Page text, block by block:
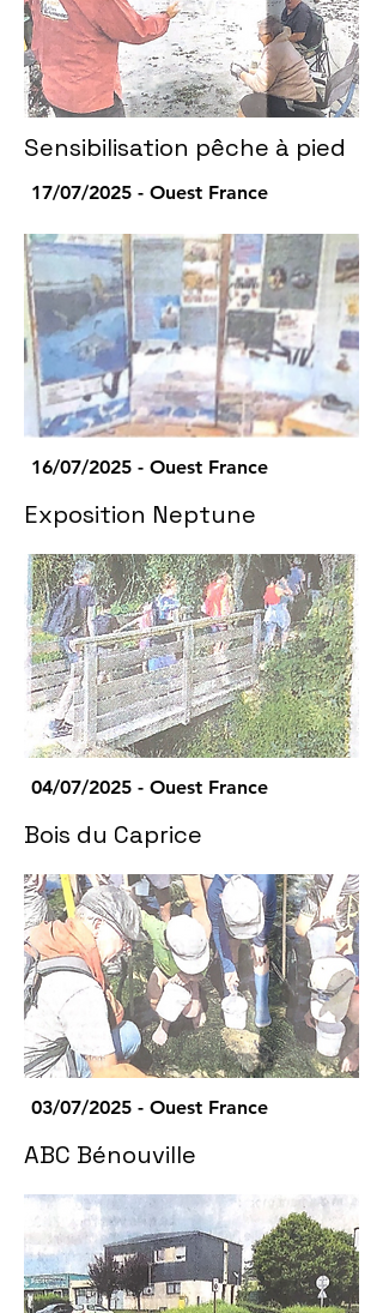
Sensibilisation pêche à pied
17/07/2025 - Ouest France
16/07/2025 - Ouest France
Exposition Neptune
04/07/2025 - Ouest France
Bois du Caprice
03/07/2025 - Ouest France
ABC Bénouville